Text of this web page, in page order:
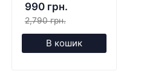
990 грн.
2,790 грн.
В кошик